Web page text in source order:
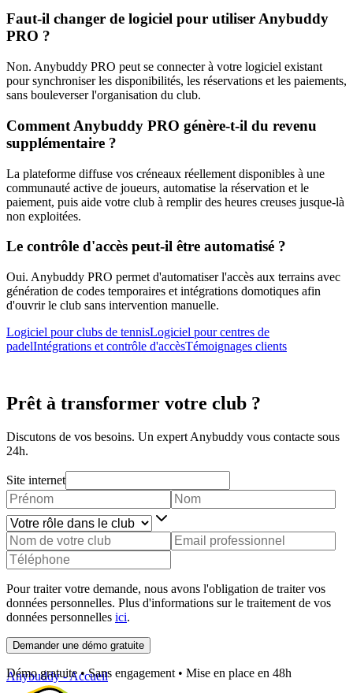
Faut-il changer de logiciel pour utiliser Anybuddy
PRO ?
Non. Anybuddy PRO peut se connecter à votre logiciel existant
pour synchroniser les disponibilités, les réservations et les paiements,
sans bouleverser l'organisation du club.
Comment Anybuddy PRO génère-t-il du revenu
supplémentaire ?
La plateforme diffuse vos créneaux réellement disponibles à une
communauté active de joueurs, automatise la réservation et le
paiement, puis aide votre club à remplir des heures creuses jusque-là
non exploitées.
Le contrôle d'accès peut-il être automatisé ?
Oui. Anybuddy PRO permet d'automatiser l'accès aux terrains avec
génération de codes temporaires et intégrations domotiques afin
d'ouvrir le club sans intervention manuelle.
Logiciel pour clubs de tennisLogiciel pour centres de
padelIntégrations et contrôle d'accèsTémoignages clients
Prêt à transformer votre club ?
Discutons de vos besoins. Un expert Anybuddy vous contacte sous
24h.
Site internet
Pour traiter votre demande, nous avons l'obligation de traiter vos
données personnelles. Plus d'informations sur le traitement de vos
données personnelles ici.
Demander une démo gratuite
Démo gratuite • Sans engagement • Mise en place en 48h
Anybuddy - Accueil